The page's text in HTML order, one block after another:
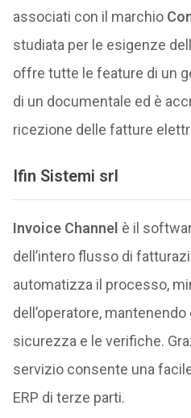
associati con il marchio
studiata per le esigenze
offre tutte le feature di un
di un documentale ed è
ricezione delle fatture
Ifin Sistemi srl
Invoice Channel è il
dell’intero flusso di
automatizza il processo,
dell’operatore,
sicurezza e le verifiche.
servizio consente una
ERP di terze parti.